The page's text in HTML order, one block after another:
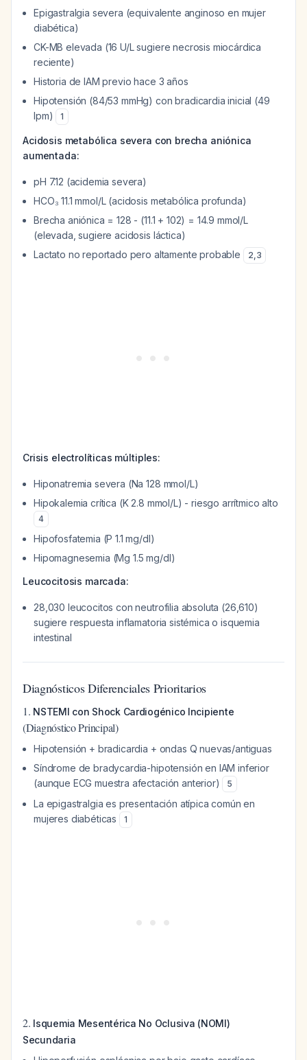
Epigastralgia severa (equivalente anginoso en mujer
diabética)
CK-MB elevada (16 U/L sugiere necrosis miocárdica
reciente)
Historia de IAM previo hace 3 años
Hipotensión (84/53 mmHg) con bradicardia inicial (49
lpm)
1
Acidosis metabólica severa con brecha aniónica
aumentada:
pH 7.12 (acidemia severa)
HCO₃ 11.1 mmol/L (acidosis metabólica profunda)
Brecha aniónica = 128 - (11.1 + 102) = 14.9 mmol/L
(elevada, sugiere acidosis láctica)
Lactato no reportado pero altamente probable
2,3
Crisis electrolíticas múltiples:
Hiponatremia severa (Na 128 mmol/L)
Hipokalemia crítica (K 2.8 mmol/L) - riesgo arrítmico alto
4
Hipofosfatemia (P 1.1 mg/dl)
Hipomagnesemia (Mg 1.5 mg/dl)
Leucocitosis marcada:
28,030 leucocitos con neutrofilia absoluta (26,610)
sugiere respuesta inflamatoria sistémica o isquemia
intestinal
Diagnósticos Diferenciales Prioritarios
1. NSTEMI con Shock Cardiogénico Incipiente
(Diagnóstico Principal)
Hipotensión + bradicardia + ondas Q nuevas/antiguas
Síndrome de bradycardia-hipotensión en IAM inferior
(aunque ECG muestra afectación anterior)
5
La epigastralgia es presentación atípica común en
mujeres diabéticas
1
2. Isquemia Mesentérica No Oclusiva (NOMI)
Secundaria